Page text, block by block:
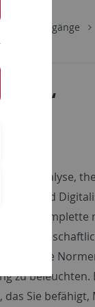
Studiengänge
Analyse,
und
das
um die
zu
Sie